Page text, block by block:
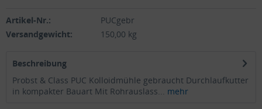
Artikel-Nr.:
PUCgebr
Versandgewicht:
150,00 kg
Beschreibung
Probst & Class PUC Kolloidmühle gebraucht Durchlaufkutter
in kompakter Bauart Mit Rohrauslass... mehr